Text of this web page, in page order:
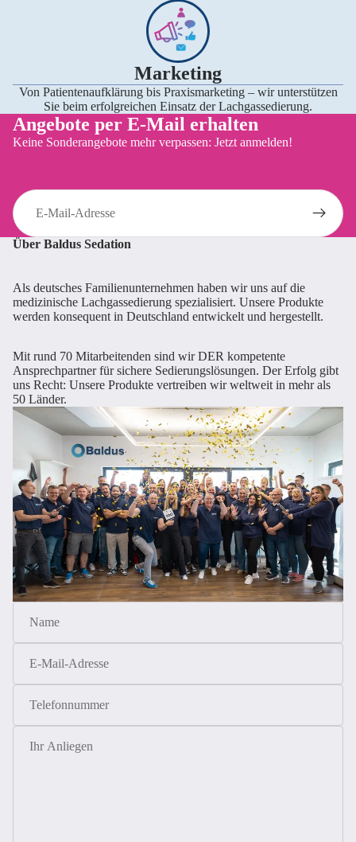
Marketing
Von Patientenaufklärung bis Praxismarketing – wir unterstützen
Sie beim erfolgreichen Einsatz der Lachgassedierung.
Angebote per E-Mail erhalten
Keine Sonderangebote mehr verpassen: Jetzt anmelden!
E-
Mail
Über Baldus Sedation
Als deutsches Familienunternehmen haben wir uns auf die
medizinische Lachgassedierung spezialisiert. Unsere Produkte
werden konsequent in Deutschland entwickelt und hergestellt.
Mit rund 70 Mitarbeitenden sind wir DER kompetente
Ansprechpartner für sichere Sedierungslösungen. Der Erfolg gibt
uns Recht: Unsere Produkte vertreiben wir weltweit in mehr als
50 Länder.
Name
E-
Mail-
Telefonnummer
Ihr
Anliegen